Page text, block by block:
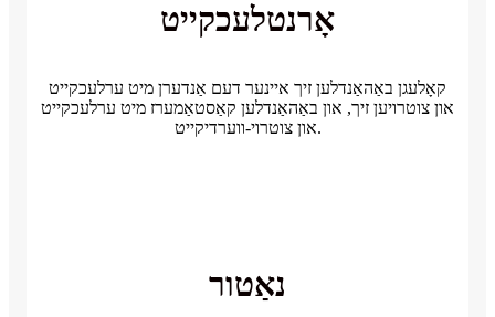
אָרנטלעכקייט
קאָלעגן באַהאַנדלען זיך איינער דעם אַנדערן מיט ערלעכקייט
און צוטרויען זיך, און באַהאַנדלען קאַסטאַמערז מיט ערלעכקייט
און צוטרוי-ווערדיקייט.
נאַטור